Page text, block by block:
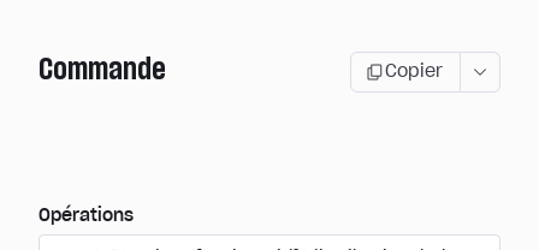
Commande Copier
Opérations